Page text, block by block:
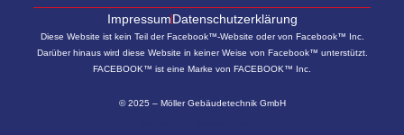
ImpressumDatenschutzerklärung
Diese Website ist kein Teil der Facebook™-Website oder von Facebook™ Inc.
Darüber hinaus wird diese Website in keiner Weise von Facebook™ unterstützt.
FACEBOOK™ ist eine Marke von FACEBOOK™ Inc.
© 2025 – Möller Gebäudetechnik GmbH